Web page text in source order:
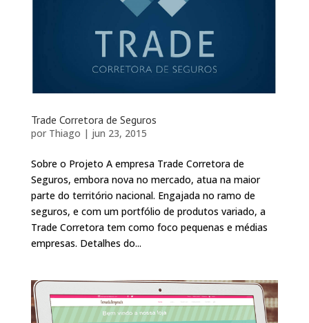
Trade Corretora de Seguros
por Thiago | jun 23, 2015
Sobre o Projeto A empresa Trade Corretora de
Seguros, embora nova no mercado, atua na maior
parte do território nacional. Engajada no ramo de
seguros, e com um portfólio de produtos variado, a
Trade Corretora tem como foco pequenas e médias
empresas. Detalhes do...